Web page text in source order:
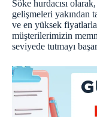
Söke hurdacısı
gelişmeleri yakından
ve en yüksek
müşterilerimizin
seviyede tutmayı